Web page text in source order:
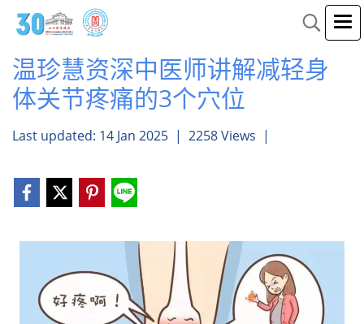
温珍慧资深中医师讲解减轻身
体关节疼痛的3个穴位
Last updated: 14 Jan 2025 | 2258 Views |